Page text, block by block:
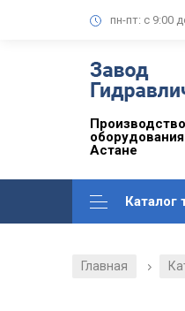
пн-пт: с 9:00
Астане
Каталог
Главная /